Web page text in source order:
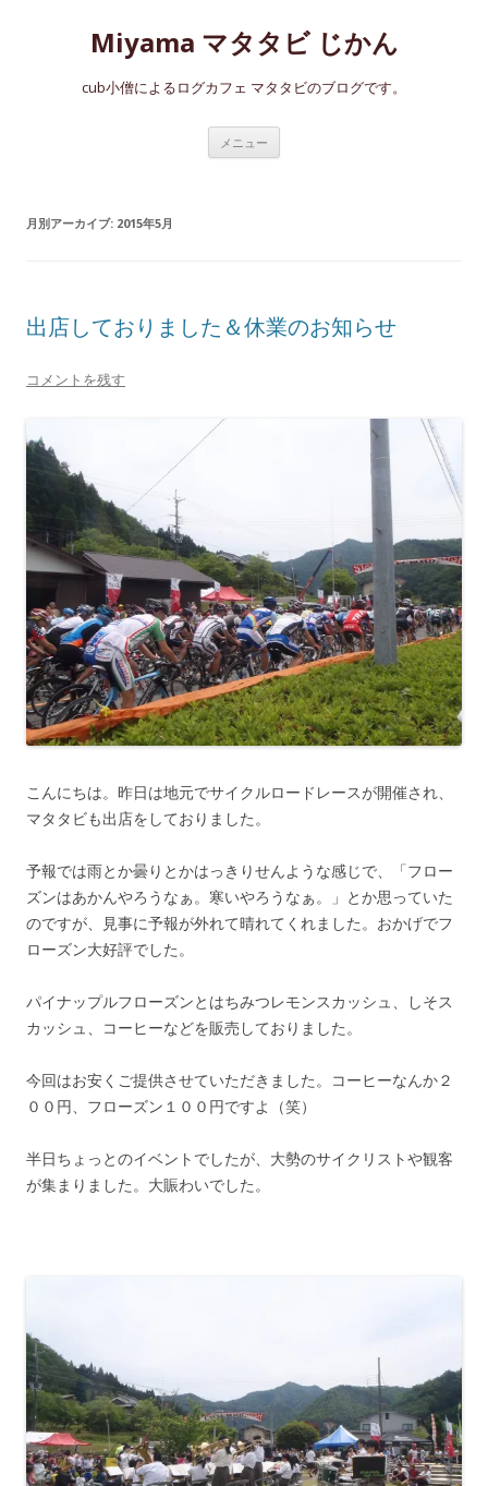
Miyama マタタビ じかん
cub小僧によるログカフェ マタタビのブログです。
メニュー
月別アーカイブ: 2015年5月
出店しておりました＆休業のお知らせ
コメントを残す
こんにちは。昨日は地元でサイクルロードレースが開催され、
マタタビも出店をしておりました。
予報では雨とか曇りとかはっきりせんような感じで、「フロー
ズンはあかんやろうなぁ。寒いやろうなぁ。」とか思っていた
のですが、見事に予報が外れて晴れてくれました。おかげでフ
ローズン大好評でした。
パイナップルフローズンとはちみつレモンスカッシュ、しそス
カッシュ、コーヒーなどを販売しておりました。
今回はお安くご提供させていただきました。コーヒーなんか２
００円、フローズン１００円ですよ（笑）
半日ちょっとのイベントでしたが、大勢のサイクリストや観客
が集まりました。大賑わいでした。